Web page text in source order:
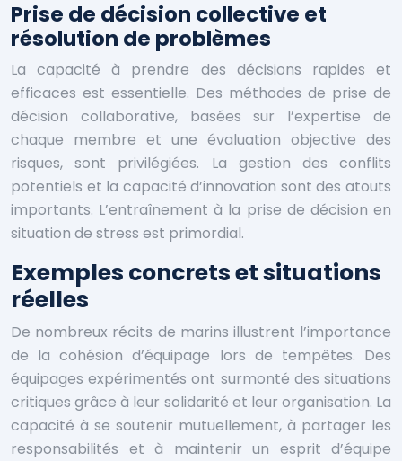
Prise de décision collective et
résolution de problèmes
La capacité à prendre des décisions rapides et
efficaces est essentielle. Des méthodes de prise de
décision collaborative, basées sur l’expertise de
chaque membre et une évaluation objective des
risques, sont privilégiées. La gestion des conflits
potentiels et la capacité d’innovation sont des atouts
importants. L’entraînement à la prise de décision en
situation de stress est primordial.
Exemples concrets et situations
réelles
De nombreux récits de marins illustrent l’importance
de la cohésion d’équipage lors de tempêtes. Des
équipages expérimentés ont surmonté des situations
critiques grâce à leur solidarité et leur organisation. La
capacité à se soutenir mutuellement, à partager les
responsabilités et à maintenir un esprit d’équipe